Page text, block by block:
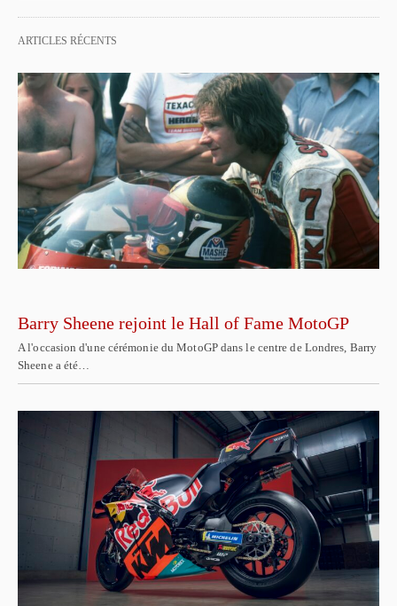
ARTICLES RÉCENTS
Barry Sheene rejoint le Hall of Fame MotoGP
A l'occasion d'une cérémonie du MotoGP dans le centre de Londres, Barry
Sheene a été…